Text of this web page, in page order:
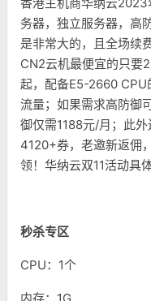
务器，独立服务器，高
是非常大的，且全场续
CN2云机最便宜的只要
起，配备E5-2660
流量；如果需求高防御
御仅需1188元/月；此
4120+券，老邀新返佣
领！华纳云双11活动具体
秒杀专区
CPU：1个